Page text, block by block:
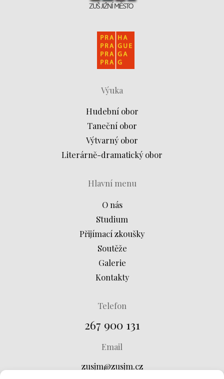
Výuka
Hudební obor
Taneční obor
Výtvarný obor
Literárně-dramatický obor
Hlavní menu
O nás
Studium
Přijímací zkoušky
Soutěže
Galerie
Kontakty
Telefon
267 900 131
Email
zusjm@zusjm.cz